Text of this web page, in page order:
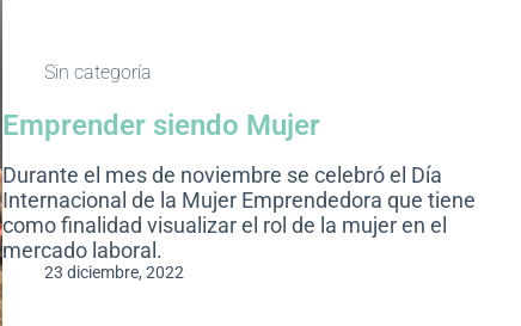
Sin categoría
Emprender siendo Mujer
Durante el mes de noviembre se celebró el Día
Internacional de la Mujer Emprendedora que tiene
como finalidad visualizar el rol de la mujer en el
mercado laboral.
23 diciembre, 2022